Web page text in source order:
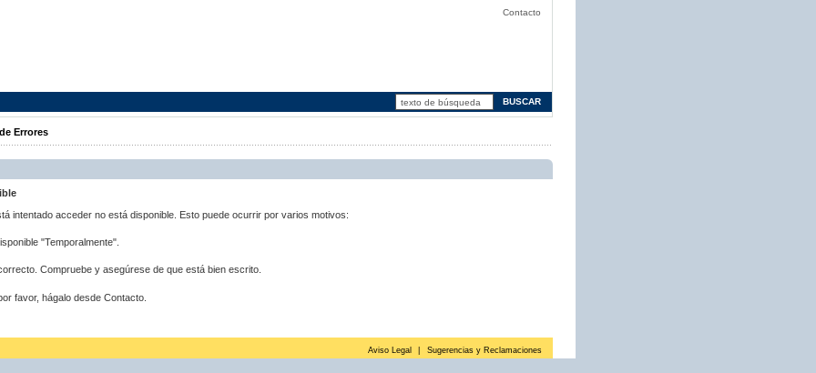
Contacto
Errores
intentado acceder no está disponible. Esto puede ocurrir por varios motivos:
"Temporalmente".
Compruebe y asegúrese de que está bien escrito.
favor, hágalo desde Contacto.
Aviso Legal Sugerencias y Reclamaciones